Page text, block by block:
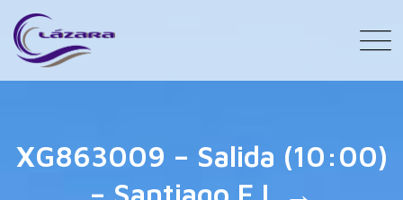
XG863009 – Salida (10:00)